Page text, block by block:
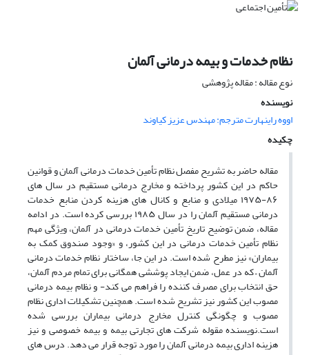
نظام خدمات و بیمه درمانی آلمان
نوع مقاله : مقاله پژوهشی
نویسنده
اووه راینهارت مترجم: مهندس عزیز کیاوند
چکیده
مقاله حاضر به تشریح مفصل نظام تأمین خدمات درمانی آلمان و قوانین
حاکم در این کشور پرداخته و مخارج درمانی مستقیم در سال های
۸۶-۱۹۷۵ میلادی و منابع و کانال های هزینه کردن منابع خدمات
درمانی مستقیم آلمان را در سال ۱۹۸۵ بررسی کرده است. در ادامه
مقاله، ضمن توضیح تاریخ تأمین خدمات درمانی در آلمان، ویژگی مهم
نظام تأمین خدمات درمانی در این کشور، و «وجود صندوق کمک به
بیماران» نیز مطرح شده است. در این جا، ساختار نظام خدمات درمانی
آلمان – که در عمل، ضمن ایجاد پوششی همگانی برای تمام مردم آلمان،
حق انتخاب برای مصرف کننده را فراهم می کند- و نظام بیمه درمانی
مصوب این کشور نیز تشریح شده است. همچنین تشکیلات اداری نظام
مصوب و چگونگی کنترل مخارج درمانی بیماران بررسی شده
است.نویسنده مقوله شرکت های تجارتی بیمه و بیمه خصوصی و نیز
هزینه اداری بیمه درمانی آلمان را مورد توجه قرار می دهد. درس های